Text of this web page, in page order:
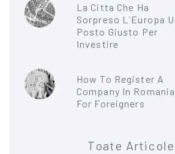
La Citta Che Ha
Sorpreso L`Europa
Posto Giusto Per
Investire
How To Register A
Company In Romania
For Foreigners
Toate